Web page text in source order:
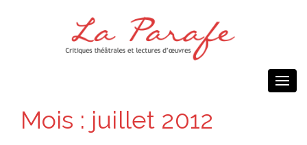
Mois : juillet 2012